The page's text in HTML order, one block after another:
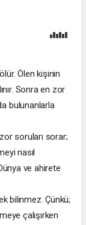
Ölen kişinin
Sonra en zor
bulunanlarla
soruları sorar;
nasıl
ve ahirete
bilinmez. Çünkü;
çalışırken